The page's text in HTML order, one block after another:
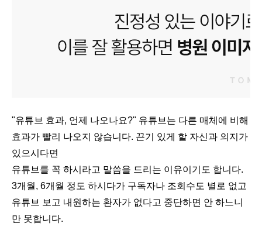
"유튜브 효과, 언제 나오나요?" 유튜브는 다른 매체에 비해
효과가 빨리 나오지 않습니다. 끈기 있게 할 자신과 의지가
있으시다면
유튜브를 꼭 하시라고 말씀을 드리는 이유이기도 합니다.
3개월, 6개월 정도 하시다가 구독자나 조회수도 별로 없고
유튜브 보고 내원하는 환자가 없다고 중단하면 안 하느니
만 못합니다.